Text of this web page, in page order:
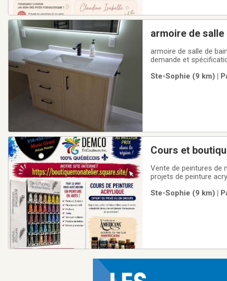
armoire de salle
armoire de salle de
demande et
Ste-Sophie (9 km) |
Cours et
Vente de peintures de
projets de peinture
Ste-Sophie (9 km) |